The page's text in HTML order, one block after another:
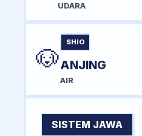
UDARA
🐶
SHIO
ANJING
AIR
SISTEM JAWA